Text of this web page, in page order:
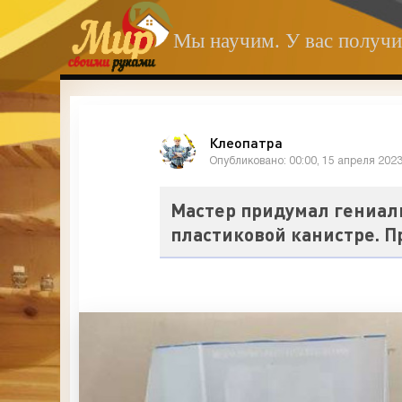
Мы научим. У вас
Клеопатра
Опубликовано: 00:00, 15 апреля
Мастер придумал
пластиковой канистре.